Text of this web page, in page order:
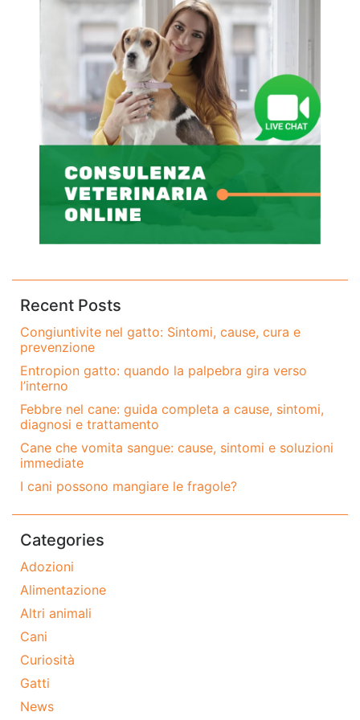
Recent Posts
Congiuntivite nel gatto: Sintomi, cause, cura e
prevenzione
Entropion gatto: quando la palpebra gira verso
l’interno
Febbre nel cane: guida completa a cause, sintomi,
diagnosi e trattamento
Cane che vomita sangue: cause, sintomi e soluzioni
immediate
I cani possono mangiare le fragole?
Categories
Adozioni
Alimentazione
Altri animali
Cani
Curiosità
Gatti
News